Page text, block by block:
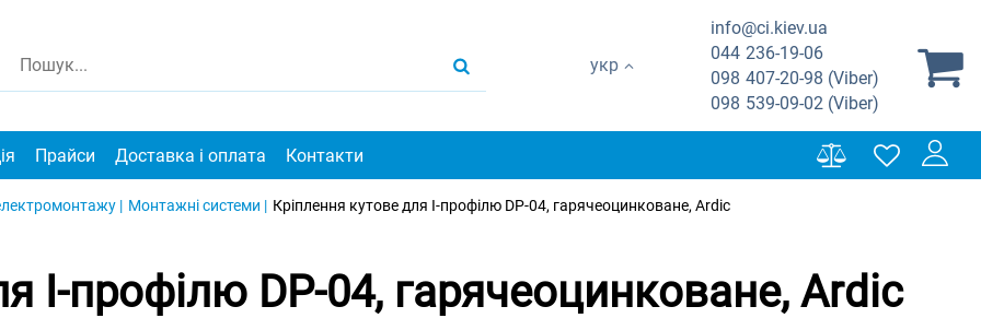
укр
info@ci.kiev.ua
044 236-19-06
098 407-20-98 (Viber)
098 539-09-02 (Viber)
Прайси Доставка і оплата Контакти
| Монтажні системи | Кріплення кутове для I-профілю DP-04, гарячеоцинковане, Ardic
I-профілю DP-04, гарячеоцинковане, Ardic